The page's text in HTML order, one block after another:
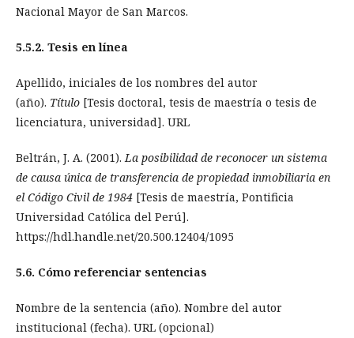
Nacional Mayor de San Marcos.
5.5.2. Tesis en línea
Apellido, iniciales de los nombres del autor
(año). Título [Tesis doctoral, tesis de maestría o tesis de
licenciatura, universidad]. URL
Beltrán, J. A. (2001). La posibilidad de reconocer un sistema
de causa única de transferencia de propiedad inmobiliaria en
el Código Civil de 1984 [Tesis de maestría, Pontificia
Universidad Católica del Perú].
https://hdl.handle.net/20.500.12404/1095
5.6. Cómo referenciar sentencias
Nombre de la sentencia (año). Nombre del autor
institucional (fecha). URL (opcional)